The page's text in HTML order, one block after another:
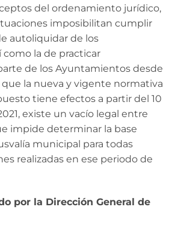
del ordenamiento jurídico,
imposibilitan cumplir
autoliquidar de los
la de practicar
de los Ayuntamientos desde
la nueva y vigente normativa
tiene efectos a partir del 10
existe un vacío legal entre
impide determinar la base
municipal para todas
realizadas en ese periodo de
por la Dirección General de